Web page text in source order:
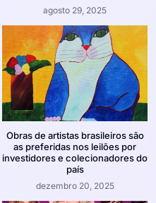
agosto 29, 2025
Obras de artistas brasileiros são
as preferidas nos leilões por
investidores e colecionadores do
país
dezembro 20, 2025